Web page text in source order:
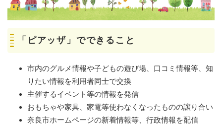
「ピアッザ」でできること
市内のグルメ情報や子どもの遊び場、口コミ情報等、知
りたい情報を利用者同士で交換
主催するイベント等の情報を発信
おもちゃや家具、家電等使わなくなったものの譲り合い
奈良市ホームページの新着情報等、行政情報を配信